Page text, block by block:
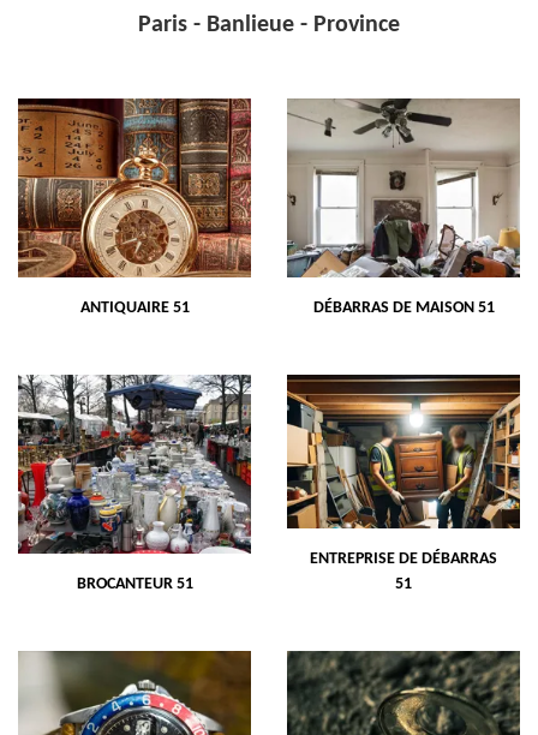
Paris - Banlieue - Province
ANTIQUAIRE 51 DÉBARRAS DE MAISON 51
BROCANTEUR 51
ENTREPRISE DE DÉBARRAS
51